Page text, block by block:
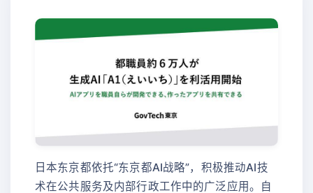
日本东京都依托“东京都AI战略”，积极推动AI技
术在公共服务及内部行政工作中的广泛应用。自